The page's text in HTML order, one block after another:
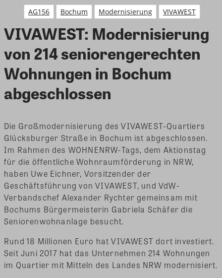
AG156 Bochum Modernisierung VIVAWEST
VIVAWEST: Modernisierung
von 214 seniorengerechten
Wohnungen in Bochum
abgeschlossen
Die Großmodernisierung des VIVAWEST-Quartiers
Glücksburger Straße in Bochum ist abgeschlossen.
Im Rahmen des WOHNENRW-Tags, dem Aktionstag
für die öffentliche Wohnraumförderung in NRW,
haben Uwe Eichner, Vorsitzender der
Geschäftsführung von VIVAWEST, und VdW-
Verbandschef Alexander Rychter gemeinsam mit
Bochums Bürgermeisterin Gabriela Schäfer die
Seniorenwohnanlage besucht.
Rund 18 Millionen Euro hat VIVAWEST dort investiert.
Seit Juni 2017 hat das Unternehmen 214 Wohnungen
im Quartier mit Mitteln des Landes NRW modernisiert.